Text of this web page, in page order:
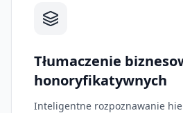
Tłumaczenie
honoryfikatywnych
Inteligentne rozpoznawanie